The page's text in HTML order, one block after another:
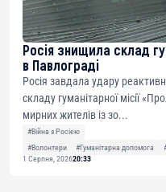
Росія знищила склад
в Павлограді
Росія завдала удару
складу гуманітарної місії
мирних жителів із зо...
#Війна з Росією
#Волонтери
#Гуманітарна допомога
1 Серпня, 202620:33